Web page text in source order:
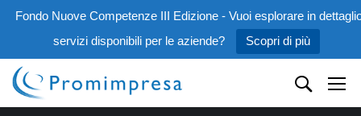
Fondo Nuove Competenze III Edizione - Vuoi esplorare in
servizi disponibili per le aziende?
Scopri di più